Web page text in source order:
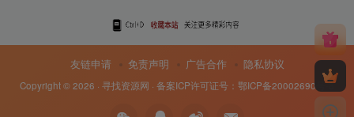
友链申请 免责声明 广告合作 隐私协议
Copyright © 2026 · 寻找资源网 · 备案ICP许可证号： 鄂ICP备20002690号-8